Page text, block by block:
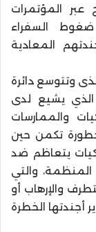
عبر المؤتمرات
ضغوط السفراء
المعادية
وتتوسع دائرة
يشيع لدى
والممارسات
تكمن حين
يتعاظم ضد
والتي
والإرهاب أو
أجندتها الخطرة